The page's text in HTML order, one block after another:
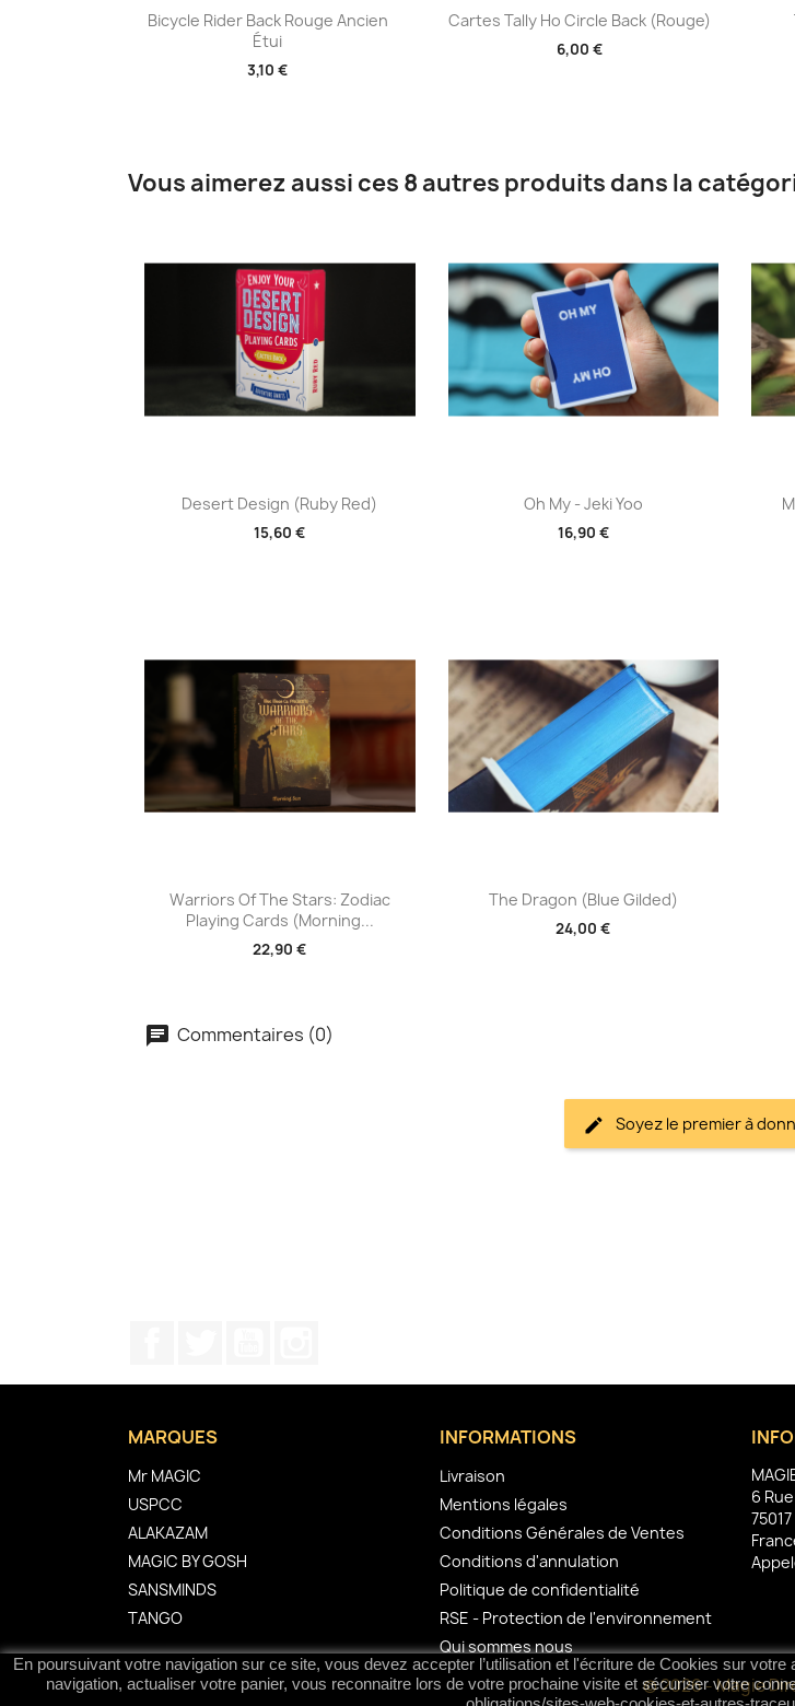
Aperçu rapide
Bicycle Rider Back Rouge Ancien
Étui
3,10 €
Aperçu rapide
Cartes Tally Ho Circle Back (Rouge)
6,00 €
Vous aimerez aussi ces 8 autres produits dans la
Aperçu rapide
Desert Design (Ruby Red)
15,60 €
Aperçu rapide
Oh My - Jeki Yoo
16,90 €
Aperçu rapide
Warriors Of The Stars: Zodiac
Playing Cards (Morning...
22,90 €
Aperçu rapide
The Dragon (Blue Gilded)
24,00 €
Commentaires (0)
Soyez le premier à
MARQUES
Mr MAGIC
USPCC
ALAKAZAM
MAGIC BY GOSH
SANSMINDS
TANGO
INFORMATIONS
Livraison
Mentions légales
Conditions Générales de Ventes
Conditions d'annulation
Politique de confidentialité
RSE - Protection de l'environnement
Qui sommes nous
6
75017
En poursuivant votre navigation sur ce site, vous devez accepter l’utilisation et l'écriture de Cookies sur
navigation, actualiser votre panier, vous reconnaitre lors de votre prochaine visite et sécuriser votre
© 2026 - Magie